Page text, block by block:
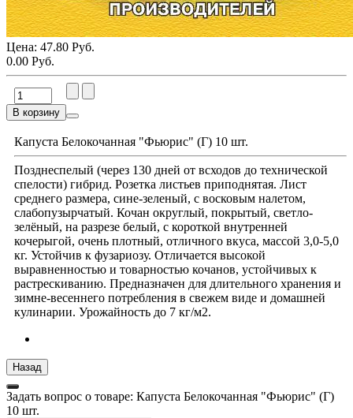
Цена: 47.80 Руб.
0.00 Руб.
В корзину
Капуста Белокочанная "Фьюрис" (Г) 10 шт.
Позднеспелый (через 130 дней от всходов до технической
спелости) гибрид. Розетка листьев приподнятая. Лист
среднего размера, сине-зеленый, с восковым налетом,
слабопузырчатый. Кочан округлый, покрытый, светло-
зелёный, на разрезе белый, с короткой внутренней
кочерыгой, очень плотный, отличного вкуса, массой 3,0-5,0
кг. Устойчив к фузариозу. Отличается высокой
выравненностью и товарностью кочанов, устойчивых к
растрескиванию. Предназначен для длительного хранения и
зимне-весеннего потребления в свежем виде и домашней
кулинарии. Урожайность до 7 кг/м2.
Задать вопрос о товаре: Капуста Белокочанная "Фьюрис" (Г)
10 шт.